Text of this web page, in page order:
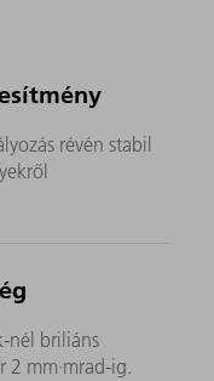
révén stabil
nél briliáns
2 mm·mrad-ig.